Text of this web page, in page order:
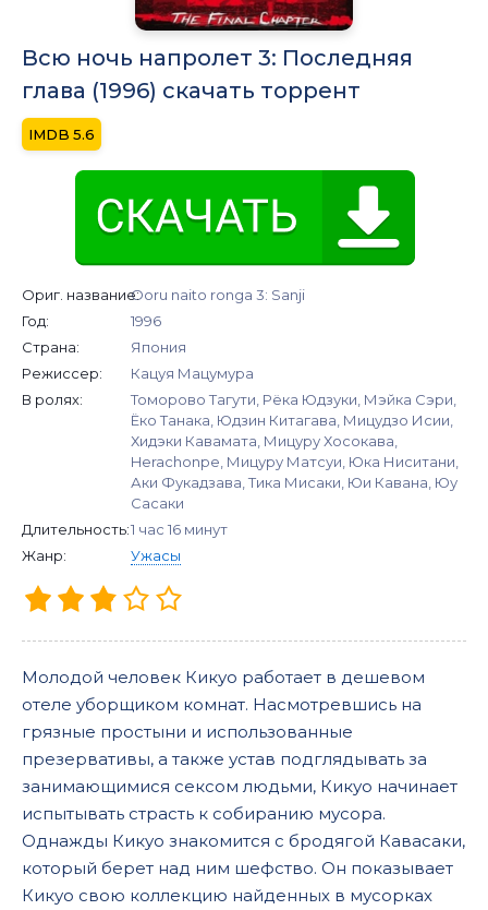
Всю ночь напролет 3: Последняя
глава (1996) скачать торрент
5.6
Ориг. название:Ooru naito ronga 3: Sanji
Год:
1996
Страна:
Япония
Режиссер:
Кацуя Мацумура
В ролях:
Томорово Тагути, Рёка Юдзуки, Мэйка Сэри,
Ёко Танака, Юдзин Китагава, Мицудзо Исии,
Хидэки Кавамата, Мицуру Хосокава,
Herachonpe, Мицуру Матсуи, Юка Ниситани,
Аки Фукадзава, Тика Мисаки, Юи Кавана, Юу
Сасаки
Длительность:1 час 16 минут
Жанр:
Ужасы
Молодой человек Кикуо работает в дешевом
отеле уборщиком комнат. Насмотревшись на
грязные простыни и использованные
презервативы, а также устав подглядывать за
занимающимися сексом людьми, Кикуо начинает
испытывать страсть к собиранию мусора.
Однажды Кикуо знакомится с бродягой Кавасаки,
который берет над ним шефство. Он показывает
Кикуо свою коллекцию найденных в мусорках